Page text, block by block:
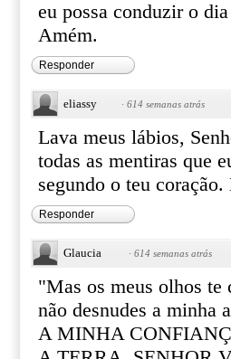
eu possa conduzir o
Amém.
Responder
eliassy · 614 semanas atrás
Lava meus lábios,
todas as mentiras que
segundo o teu
Responder
Glaucia · 614 semanas atrás
"Mas os meus olhos
não desnudes a minha
A MINHA